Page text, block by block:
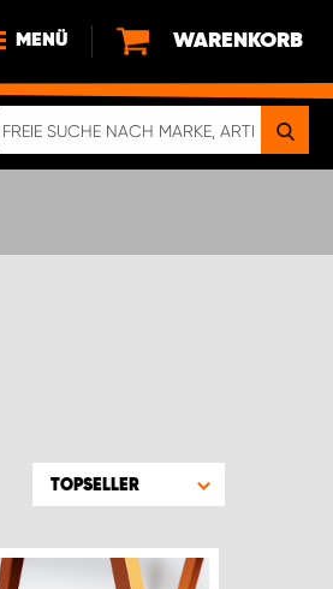
MENÜ
NEWS
WARENKORB
TOPSELLER